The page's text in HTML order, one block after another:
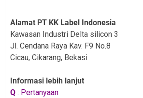
Alamat PT KK Label Indonesia
Kawasan Industri Delta silicon 3
Jl. Cendana Raya Kav. F9 No.8
Cicau, Cikarang, Bekasi
Informasi lebih lanjut
Q : Pertanyaan